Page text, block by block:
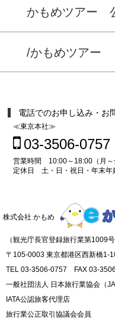
かもめツアー
/かもめツアー
電話でのお申し込み・お
≪東京本社≫
03-3506-0757
営業時間 10:00～18:00（月～
定休日 土・日・祝日・年末年
株式会社 かもめ
（観光庁長官登録旅行業第1009号
〒105-0003 東京都港区西新橋1-
TEL 03-3506-0757 FAX 03-
一般社団法人 日本旅行業協会（
IATA公認旅客代理店
旅行業公正取引協議会会員